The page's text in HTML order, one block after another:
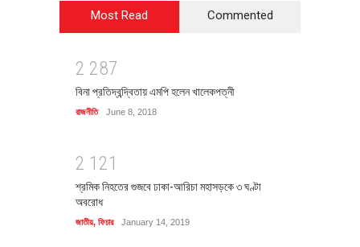
Most Read Commented
2 287
বিনা প্রতিদ্বন্দ্বিতায় এমপি হলেন খালেকপত্নী
রাজনীতি June 8, 2018
2 1 21
শ্রমিক নিহতের গুজবে ঢাকা-আরিচা মহাসড়কে ৩ ঘণ্টা
অবরোধ
জাতীয়, ফিচার January 14, 2019